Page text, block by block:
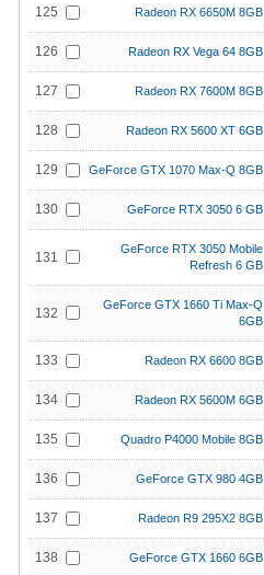
125 Radeon RX 6650M 8GB
126 Radeon RX Vega 64 8GB
127 Radeon RX 7600M 8GB
128 Radeon RX 5600 XT 6GB
129 GeForce GTX 1070 Max-Q 8GB
130 GeForce RTX 3050 6 GB
131
GeForce RTX 3050 Mobile
Refresh 6 GB
132
GeForce GTX 1660 Ti Max-Q
6GB
133 Radeon RX 6600 8GB
134 Radeon RX 5600M 6GB
135 Quadro P4000 Mobile 8GB
136 GeForce GTX 980 4GB
137 Radeon R9 295X2 8GB
138 GeForce GTX 1660 6GB